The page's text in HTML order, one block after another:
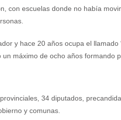
con escuelas donde no había
y hace 20 años ocupa el llamado
máximo de ocho años formando
34 diputados,
y comunas.